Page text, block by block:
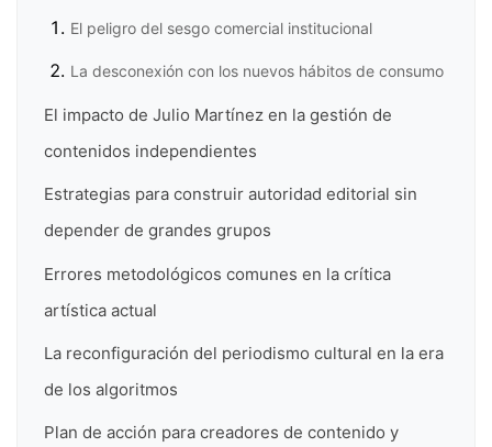
El peligro del sesgo comercial institucional
La desconexión con los nuevos hábitos de consumo
El impacto de Julio Martínez en la gestión de
contenidos independientes
Estrategias para construir autoridad editorial sin
depender de grandes grupos
Errores metodológicos comunes en la crítica
artística actual
La reconfiguración del periodismo cultural en la era
de los algoritmos
Plan de acción para creadores de contenido y